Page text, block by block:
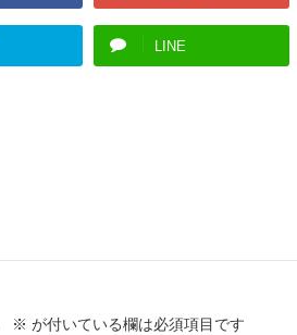
LINE
※ が付いている欄は必須項目です